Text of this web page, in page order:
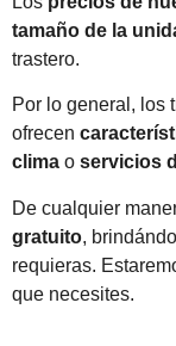
tamaño de la
trastero.
Por lo general, los
ofrecen
clima o servicios
De cualquier
gratuito,
requieras.
que necesites.